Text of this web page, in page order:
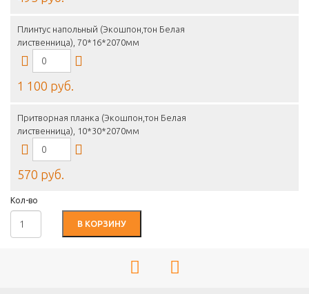
Плинтус напольный (Экошпон,тон Белая
лиственница), 70*16*2070мм
1 100 руб.
Притворная планка (Экошпон,тон Белая
лиственница), 10*30*2070мм
570 руб.
Кол-во
В КОРЗИНУ